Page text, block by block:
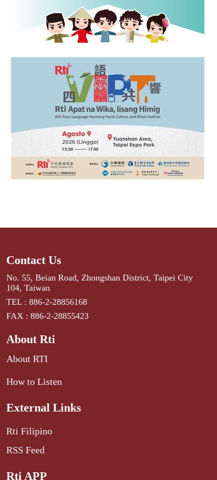
Contact Us
No. 55, Beian Road, Zhongshan District, Taipei City
104, Taiwan
TEL : 886-2-28856168
FAX : 886-2-28855423
About Rti
About RTI
How to Listen
External Links
Rti Filipino
RSS Feed
Rti APP